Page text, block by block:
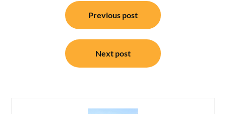
Previous post
Next post